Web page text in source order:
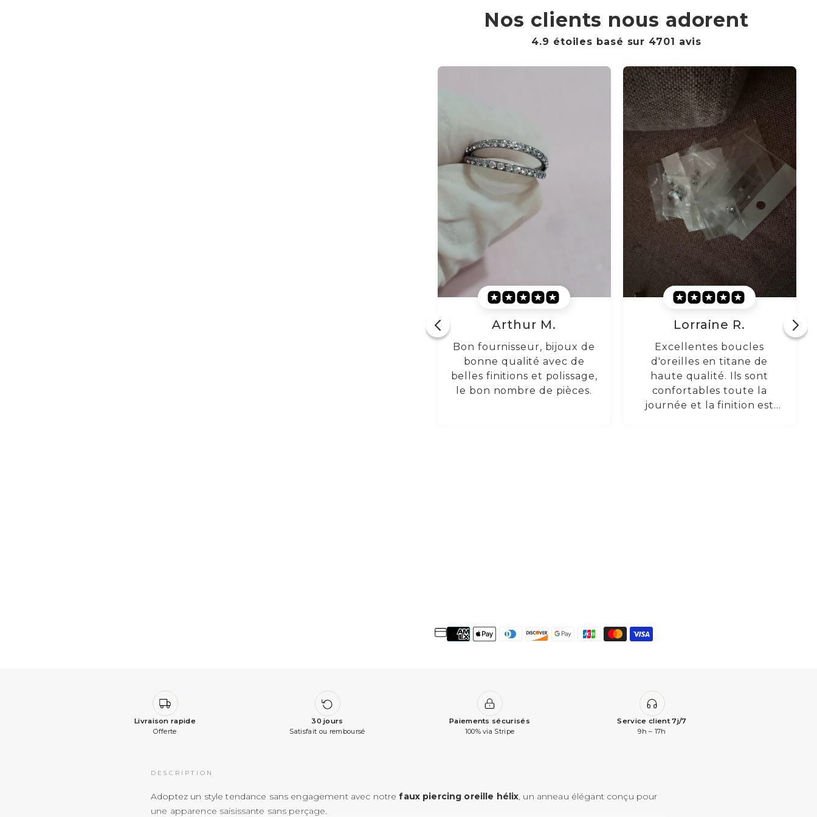
Nos clients nous adorent
4.9 étoiles basé sur 4701 avis
Lorraine R.
Excellentes boucles
d'oreilles en titane de
haute qualité. Ils sont
confortables toute la
Marguerite L.
Les pièces sont
effectivement en titane, je
les ai testées ici, et ce sont
de très belles pièces, bien
faites ! La livraison n'a pas
Livraison rapide
Offerte
30 jours
Satisfait ou remboursé
Paiements sécurisés
100% via Stripe
Service client 7j/7
9h – 17h
DESCRIPTION
Adoptez un style tendance sans engagement avec notrefaux piercing oreille hélix, un anneau élégant conçu pour
une apparence saisissante sans perçage.